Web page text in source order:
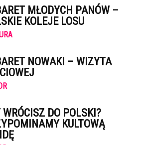
MŁODYCH PANÓW –
KOLEJE LOSU
NOWAKI – WIZYTA
WRÓCISZ DO POLSKI?
KULTOWĄ